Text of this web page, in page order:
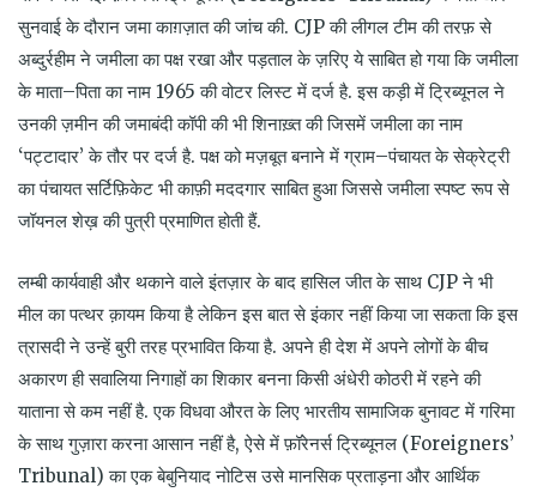
सुनवाई के दौरान जमा काग़ज़ात की जांच की. CJPकी लीगल टीम की तरफ़ से
अब्दुर्रहीम ने जमीला का पक्ष रखा और पड़ताल के ज़रिए ये साबित हो गया कि जमीला
के माता–पिता का नाम 1965की वोटर लिस्ट में दर्ज है.इस कड़ी में ट्रिब्यूनल ने
उनकी ज़मीन की जमाबंदी कॉपी की भी शिनाख़्त की जिसमें जमीला का नाम
‘पट्टादार’के तौर पर दर्ज है.पक्ष को मज़बूत बनाने में ग्राम–पंचायत के सेक्रेट्री
का पंचायत सर्टिफ़िकेट भी काफ़ी मददगार साबित हुआ जिससे जमीला स्पष्ट रूप से
जॉयनल शेख़ की पुत्री प्रमाणित होती हैं.
लम्बी कार्यवाही और थकाने वाले इंतज़ार के बाद हासिल जीत के साथ CJP ने भी
मील का पत्थर क़ायम किया है लेकिन इस बात से इंकार नहीं किया जा सकता कि इस
त्रासदी ने उन्हें बुरी तरह प्रभावित किया है. अपने ही देश में अपने लोगों के बीच
अकारण ही सवालिया निगाहों का शिकार बनना किसी अंधेरी कोठरी में रहने की
याताना से कम नहीं है. एक विधवा औरत के लिए भारतीय सामाजिक बुनावट में गरिमा
के साथ गुज़ारा करना आसान नहीं है, ऐसे में फ़ॉरेनर्स ट्रिब्यूनल (Foreigners’
Tribunal) का एक बेबुनियाद नोटिस उसे मानसिक प्रताड़ना और आर्थिक